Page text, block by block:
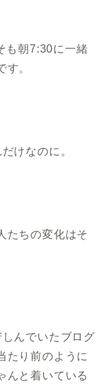
も朝7:30に一緒
。
けなのに。
たちの変化はそ
んでいたブログ
たり前のように
んと着いている